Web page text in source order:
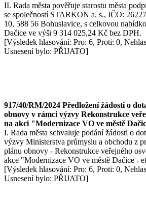
II. Rada města pověřuje starostu města
se společností STARKON a. s., IČO:
10, 588 56 Bohuslavice, s celkovou
Dačice ve výši 9 314 025,24 Kč bez DPH.
[Výsledek hlasování: Pro: 6, Proti: 0,
Usnesení bylo: PŘIJATO]
917/40/RM/2024 Předložení žádosti o
obnovy v rámci výzvy Rekonstrukce
na akci "Modernizace VO ve městě
I. Rada města schvaluje podání žádosti o
výzvy Ministerstva průmyslu a obchodu z
plánu obnovy - Rekonstrukce veřejného
akce "Modernizace VO ve městě Dačice -
[Výsledek hlasování: Pro: 6, Proti: 0,
Usnesení bylo: PŘIJATO]